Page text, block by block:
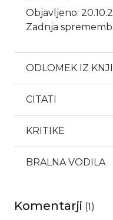
Objavljeno:
Zadnja
ODLOMEK IZ
CITATI
KRITIKE
BRALNA VODILA
Komentarji (1)